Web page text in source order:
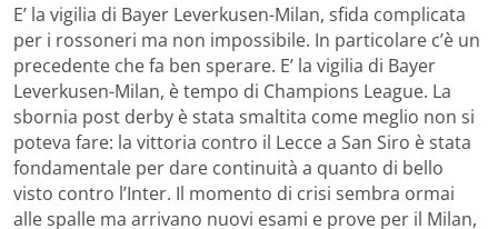
E’ la vigilia di Bayer Leverkusen-Milan, sfida complicata
per i rossoneri ma non impossibile. In particolare c’è un
precedente che fa ben sperare. E’ la vigilia di Bayer
Leverkusen-Milan, è tempo di Champions League. La
sbornia post derby è stata smaltita come meglio non si
poteva fare: la vittoria contro il Lecce a San Siro è stata
fondamentale per dare continuità a quanto di bello
visto contro l’Inter. Il momento di crisi sembra ormai
alle spalle ma arrivano nuovi esami e prove per il Milan,